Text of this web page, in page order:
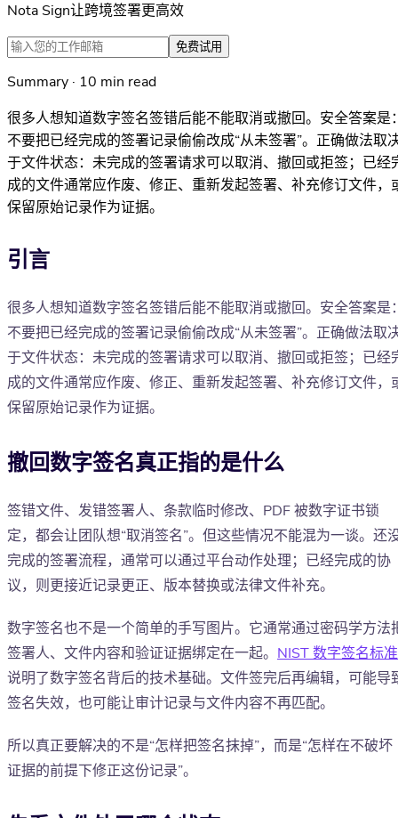
Nota Sign让跨境签署更高效
免费试用
Summary · 10 min read
很多人想知道数字签名签错后能不能取消或撤回。安全答案是
不要把已经完成的签署记录偷偷改成“从未签署”。正确做法取
于文件状态：未完成的签署请求可以取消、撤回或拒签；已经
成的文件通常应作废、修正、重新发起签署、补充修订文件，
保留原始记录作为证据。
引言
很多人想知道数字签名签错后能不能取消或撤回。安全答案是
不要把已经完成的签署记录偷偷改成“从未签署”。正确做法取
于文件状态：未完成的签署请求可以取消、撤回或拒签；已经
成的文件通常应作废、修正、重新发起签署、补充修订文件，
保留原始记录作为证据。
撤回数字签名真正指的是什么
签错文件、发错签署人、条款临时修改、PDF 被数字证书锁
定，都会让团队想“取消签名”。但这些情况不能混为一谈。还
完成的签署流程，通常可以通过平台动作处理；已经完成的协
议，则更接近记录更正、版本替换或法律文件补充。
数字签名也不是一个简单的手写图片。它通常通过密码学方法
签署人、文件内容和验证证据绑定在一起。 NIST 数字签名标准
说明了数字签名背后的技术基础。文件签完后再编辑，可能导
签名失效，也可能让审计记录与文件内容不再匹配。
所以真正要解决的不是“怎样把签名抹掉”，而是“怎样在不破坏
证据的前提下修正这份记录”。